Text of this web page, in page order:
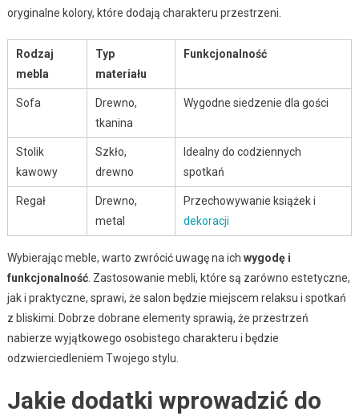
oryginalne kolory, które dodają charakteru przestrzeni.
Rodzaj
mebla
Typ
materiału
Funkcjonalność
Sofa
Drewno,
tkanina
Wygodne siedzenie dla gości
Stolik
kawowy
Szkło,
drewno
Idealny do codziennych
spotkań
Regał
Drewno,
metal
Przechowywanie książek i
dekoracji
Wybierając meble, warto zwrócić uwagę na ich wygodę i
funkcjonalność. Zastosowanie mebli, które są zarówno estetyczne,
jak i praktyczne, sprawi, że salon będzie miejscem relaksu i spotkań
z bliskimi. Dobrze dobrane elementy sprawią, że przestrzeń
nabierze wyjątkowego osobistego charakteru i będzie
odzwierciedleniem Twojego stylu.
Jakie dodatki wprowadzić do